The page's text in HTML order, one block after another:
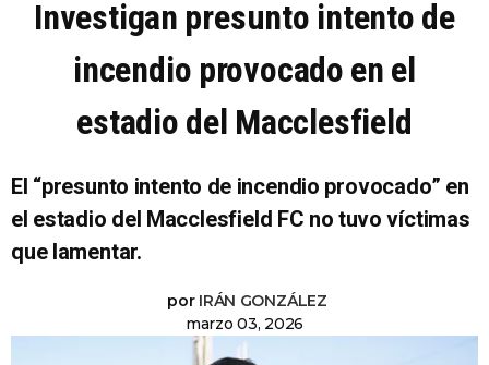
Investigan presunto intento de
incendio provocado en el
estadio del Macclesfield
El “presunto intento de incendio provocado” en
el estadio del Macclesfield FC no tuvo víctimas
que lamentar.
por IRÁN GONZÁLEZ
marzo 03, 2026